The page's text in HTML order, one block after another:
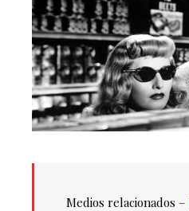
Medios relacionados –